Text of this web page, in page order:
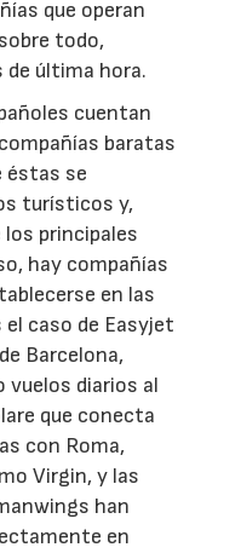
que operan
todo,
última hora.
cuentan
baratas
éstas se
turísticos y,
principales
hay compañías
en las
el caso de Easyjet
Barcelona,
vuelos diarios al
que conecta
con Roma,
Virgin, y las
han
en